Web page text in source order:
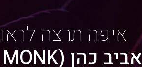
איפה תרצה
אביב כהן (SOL MONK)?